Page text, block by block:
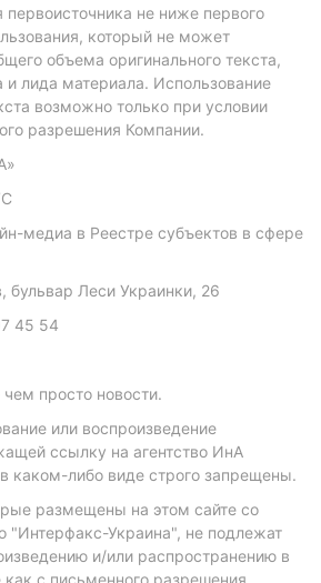
первоисточника не ниже первого
который не может
объема оригинального текста,
и лида материала. Использование
возможно только при условии
разрешения Компании.
медиа в Реестре субъектов в сфере
бульвар Леси Украинки, 26
45 54
просто новости.
или воспроизведение
ссылку на агентство ИнА
в каком-либо виде строго запрещены.
размещены на этом сайте со
"Интерфакс-Украина", не подлежат
и/или распространению в
с письменного разрешения